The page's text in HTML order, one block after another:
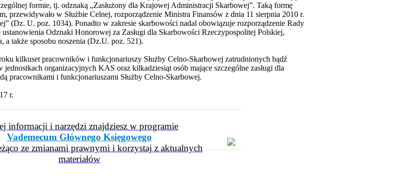
formie, tj. odznaką „Zasłużony dla Krajowej Administracji Skarbowej”. Taką formę
przewidywało w Służbie Celnej, rozporządzenie Ministra Finansów z dnia 11 sierpnia 2010 r.
(Dz. U. poz. 1034). Ponadto w zakresie skarbowości nadal obowiązuje rozporządzenie Rady
Odznaki Honorowej za Zasługi dla Skarbowości Rzeczypospolitej Polskiej,
a także sposobu noszenia (Dz.U. poz. 521).
kilkuset pracowników i funkcjonariuszy Służby Celno-Skarbowej zatrudnionych bądź
organizacyjnych KAS oraz kilkadziesiąt osób mające szczególne zasługi dla
pracownikami i funkcjonariuszami Służby Celno-Skarbowej.
r.
informacji i narzędzi znajdziesz w programie
Vademecum Głównego Księgowego
ze zmianami prawnymi i korzystaj z aktualnych
materiałów